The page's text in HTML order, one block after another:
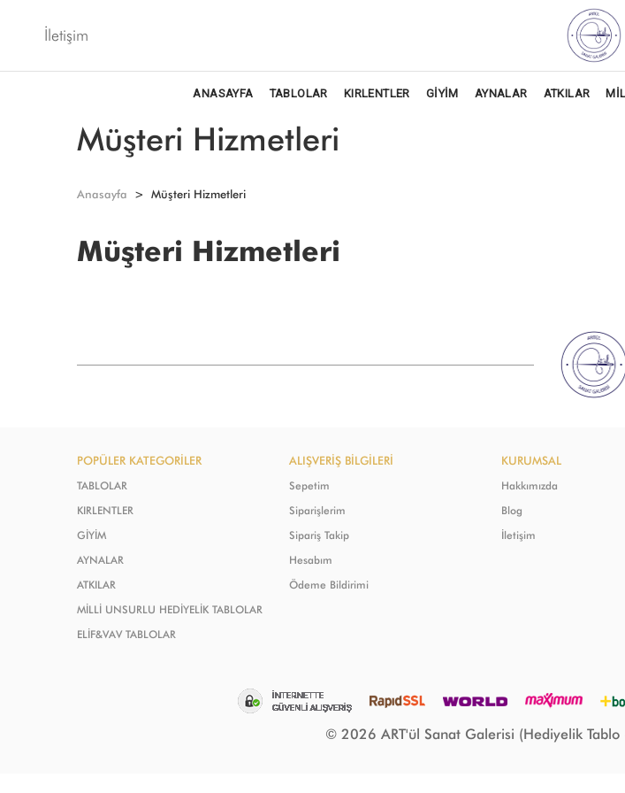
İletişim
ANASAYFA TABLOLAR KIRLENTLER GİYİM AYNALAR ATKILAR
Müşteri Hizmetleri
Anasayfa Müşteri Hizmetleri
Müşteri Hizmetleri
POPÜLER KATEGORİLER
TABLOLAR
KIRLENTLER
GİYİM
AYNALAR
ATKILAR
MİLLİ UNSURLU HEDİYELİK TABLOLAR
ELİF&VAV TABLOLAR
ALIŞVERİŞ BİLGİLERİ
Sepetim
Siparişlerim
Sipariş Takip
Hesabım
Ödeme Bildirimi
KURUMSAL
Hakkımızda
Blog
İletişim
© 2026 ART'ül Sanat Galerisi (Hediyelik Tablo